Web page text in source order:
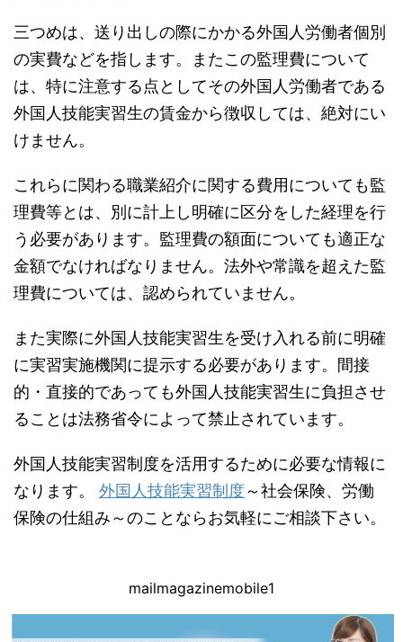
三つめは、送り出しの際にかかる外国人労働者個別
の実費などを指します。またこの監理費について
は、特に注意する点としてその外国人労働者である
外国人技能実習生の賃金から徴収しては、絶対にい
けません。
これらに関わる職業紹介に関する費用についても監
理費等とは、別に計上し明確に区分をした経理を行
う必要があります。監理費の額面についても適正な
金額でなければなりません。法外や常識を超えた監
理費については、認められていません。
また実際に外国人技能実習生を受け入れる前に明確
に実習実施機関に提示する必要があります。間接
的・直接的であっても外国人技能実習生に負担させ
ることは法務省令によって禁止されています。
外国人技能実習制度を活用するために必要な情報に
なります。 外国人技能実習制度～社会保険、労働
保険の仕組み～のことならお気軽にご相談下さい。
mailmagazinemobile1